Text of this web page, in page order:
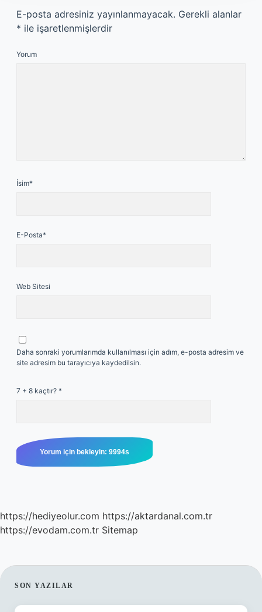
E-posta adresiniz yayınlanmayacak. Gerekli alanlar
* ile işaretlenmişlerdir
Yorum
İsim*
E-Posta*
Web Sitesi
Daha sonraki yorumlarımda kullanılması için adım, e-posta adresim ve
site adresim bu tarayıcıya kaydedilsin.
7 + 8 kaçtır? *
https://hediyeolur.com https://aktardanal.com.tr
https://evodam.com.tr Sitemap
SIDEBAR
SON YAZILAR